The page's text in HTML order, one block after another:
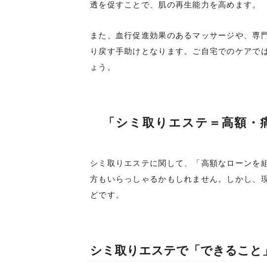
透を促すことで、肌の再生能力を高めます。
また、血行促進効果のあるマッサージや、専
り戻す手助けとなります。ご自宅でのケアで
ょう。
「シミ取りエステ＝高額
シミ取りエステに関して、「高額なローンを
方もいらっしゃるかもしれません。しかし、
どです。
シミ取りエステで「できること